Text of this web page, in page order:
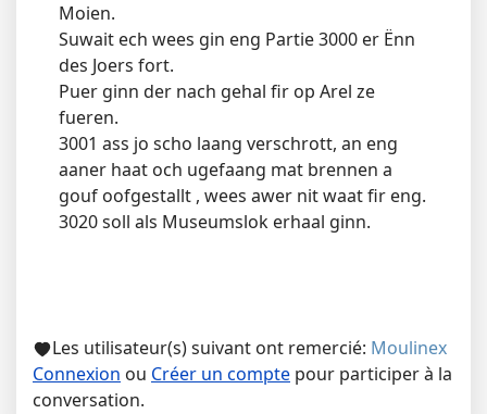
Moien.
Suwait ech wees gin eng Partie 3000 er Ënn
des Joers fort.
Puer ginn der nach gehal fir op Arel ze
fueren.
3001 ass jo scho laang verschrott, an eng
aaner haat och ugefaang mat brennen a
gouf oofgestallt , wees awer nit waat fir eng.
3020 soll als Museumslok erhaal ginn.
Les utilisateur(s) suivant ont remercié: Moulinex
Connexion ou Créer un compte pour participer à la
conversation.